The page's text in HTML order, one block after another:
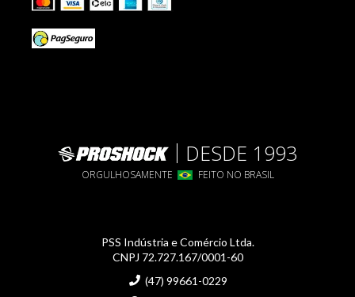
DESDE 1993
ORGULHOSAMENTE FEITO NO BRASIL
PSS Indústria e Comércio Ltda.
CNPJ 72.727.167/0001-60
(47) 99661-0229